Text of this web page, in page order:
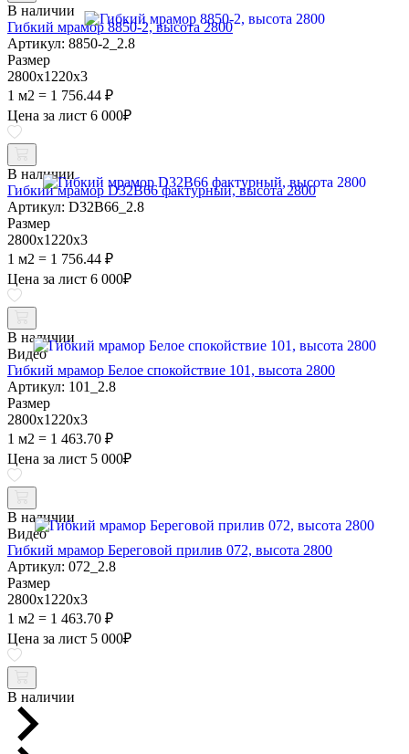
В наличии
Гибкий мрамор 8850-2, высота 2800
Артикул: 8850-2_2.8
Размер
2800х1220х3
1 м2 = 1 756.44 ₽
Цена за лист 6 000₽
В наличии
Гибкий мрамор D32B66 фактурный, высота 2800
Артикул: D32B66_2.8
Размер
2800х1220х3
1 м2 = 1 756.44 ₽
Цена за лист 6 000₽
В наличии
Видео
Гибкий мрамор Белое спокойствие 101, высота 2800
Артикул: 101_2.8
Размер
2800х1220х3
1 м2 = 1 463.70 ₽
Цена за лист 5 000₽
В наличии
Видео
Гибкий мрамор Береговой прилив 072, высота 2800
Артикул: 072_2.8
Размер
2800х1220х3
1 м2 = 1 463.70 ₽
Цена за лист 5 000₽
В наличии